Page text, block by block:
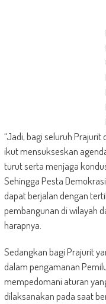
“Jadi, bagi seluruh Prajurit
ikut mensukseskan
turut serta menjaga
Sehingga Pesta
dapat berjalan dengan
pembangunan di wilayah
harapnya.
Sedangkan bagi Prajurit
dalam pengamanan
mempedomani aturan
dilaksanakan pada saat